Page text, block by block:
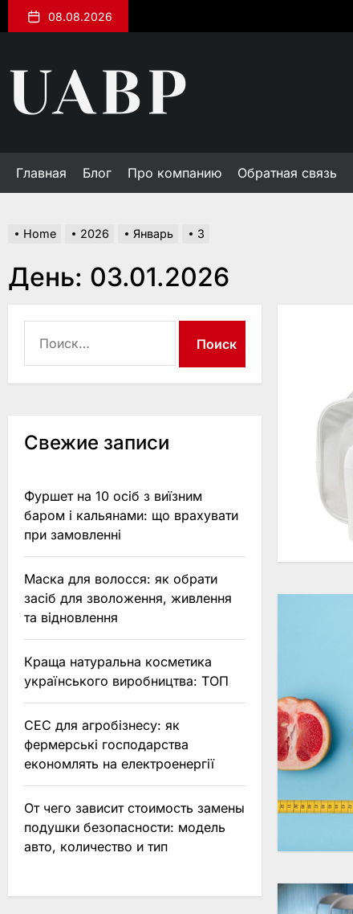
to
content
08.08.2026
Главная Блог Про компанию Обратная связь
Home 2026 Январь 3
День: 03.01.2026
Свежие записи
Фуршет на 10 осіб з виїзним
баром і кальянами: що врахувати
при замовленні
Маска для волосся: як обрати
засіб для зволоження, живлення
та відновлення
Краща натуральна косметика
українського виробництва: ТОП
СЕС для агробізнесу: як
фермерські господарства
економлять на електроенергії
От чего зависит стоимость замены
подушки безопасности: модель
авто, количество и тип